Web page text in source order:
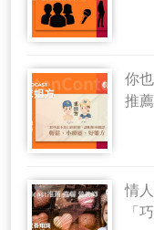
你
推
情
「